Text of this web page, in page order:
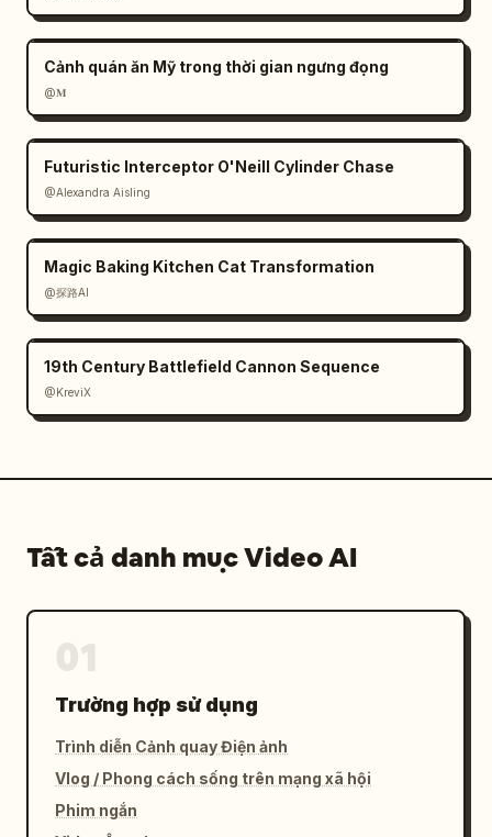
Cảnh quán ăn Mỹ trong thời gian ngưng đọng
@𝐌
Futuristic Interceptor O'Neill Cylinder Chase
@Alexandra Aisling
Magic Baking Kitchen Cat Transformation
@探路AI
19th Century Battlefield Cannon Sequence
@KreviX
Tất cả danh mục Video AI
Trường hợp sử dụng
Trình diễn Cảnh quay Điện ảnh
Vlog / Phong cách sống trên mạng xã hội
Phim ngắn